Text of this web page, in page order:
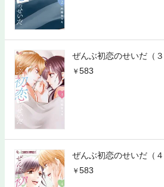
ぜんぶ初恋のせいだ（３
583
ぜんぶ初恋のせいだ（４
583